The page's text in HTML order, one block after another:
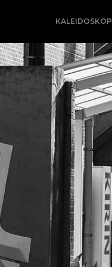
KALEIDOSKOP